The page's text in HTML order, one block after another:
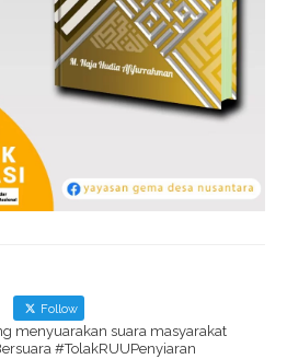
Follow
menyuarakan suara masyarakat
#TolakRUUPenyiaran